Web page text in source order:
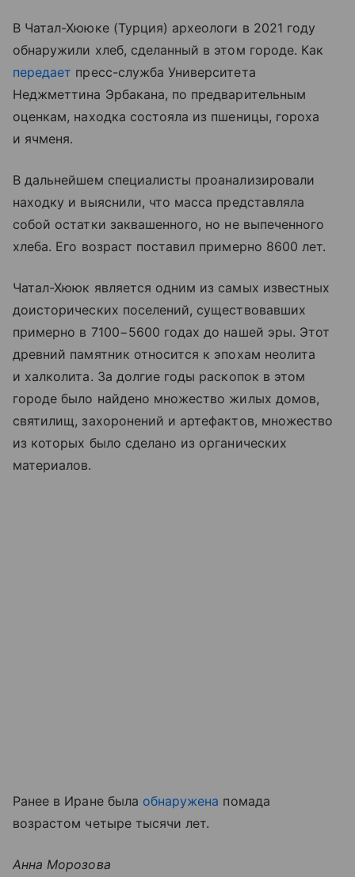
В Чатал-Хююке (Турция) археологи в 2021 году
обнаружили хлеб, сделанный в этом городе. Как
передает пресс-служба Университета
Неджметтина Эрбакана, по предварительным
оценкам, находка состояла из пшеницы, гороха
и ячменя.
В дальнейшем специалисты проанализировали
находку и выяснили, что масса представляла
собой остатки заквашенного, но не выпеченного
хлеба. Его возраст поставил примерно 8600 лет.
Чатал-Хююк является одним из самых известных
доисторических поселений, существовавших
примерно в 7100−5600 годах до нашей эры. Этот
древний памятник относится к эпохам неолита
и халколита. За долгие годы раскопок в этом
городе было найдено множество жилых домов,
святилищ, захоронений и артефактов, множество
из которых было сделано из органических
материалов.
Ранее в Иране была обнаружена помада
возрастом четыре тысячи лет.
Анна Морозова